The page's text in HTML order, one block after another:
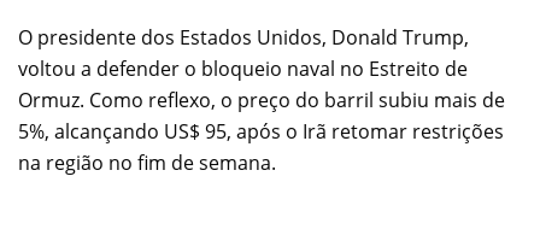
O presidente dos Estados Unidos, Donald Trump,
voltou a defender o bloqueio naval no Estreito de
Ormuz. Como reflexo, o preço do barril subiu mais de
5%, alcançando US$ 95, após o Irã retomar restrições
na região no fim de semana.